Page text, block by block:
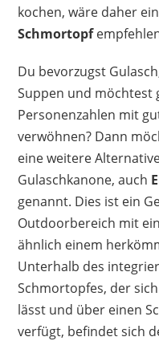
kochen, wäre daher
Schmortopf
Du bevorzugst
Suppen und möchtest
Personenzahlen mit
verwöhnen? Dann
eine weitere
Gulaschkanone, auch
genannt. Dies ist ein
Outdoorbereich mit
ähnlich einem
Unterhalb des
Schmortopfes, der
lässt und über einen
verfügt, befindet sich